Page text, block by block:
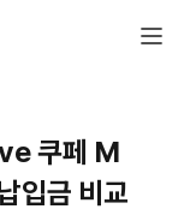
쿠페 M
입금 비교